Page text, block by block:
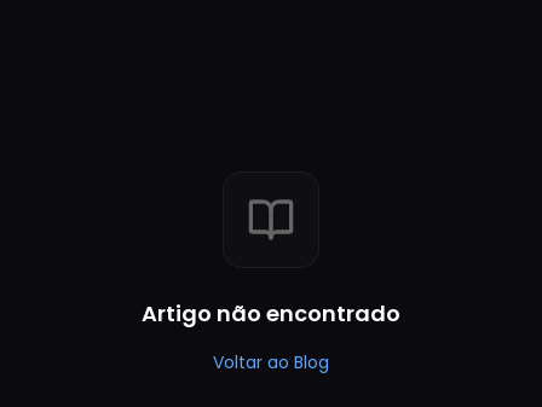
Artigo não encontrado
Voltar ao Blog